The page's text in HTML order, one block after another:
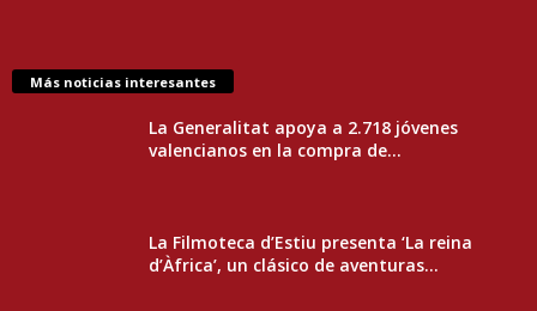
Más noticias interesantes
La Generalitat apoya a 2.718 jóvenes
valencianos en la compra de...
La Filmoteca d’Estiu presenta ‘La reina
d’Àfrica’, un clásico de aventuras...